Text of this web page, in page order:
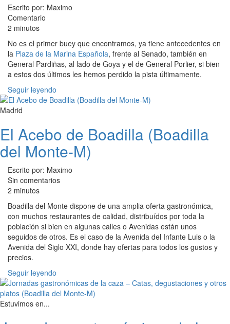
Escrito por: Maximo
Comentario
2 minutos
No es el primer buey que encontramos, ya tiene antecedentes en
la Plaza de la Marina Española, frente al Senado, también en
General Pardiñas, al lado de Goya y el de General Porlier, si bien
a estos dos últimos les hemos perdido la pista últimamente.
Seguir leyendo
Madrid
El Acebo de Boadilla (Boadilla
del Monte-M)
Escrito por: Maximo
Sin comentarios
2 minutos
Boadilla del Monte dispone de una amplia oferta gastronómica,
con muchos restaurantes de calidad, distribuídos por toda la
población si bien en algunas calles o Avenidas están unos
seguidos de otros. Es el caso de la Avenida del Infante Luis o la
Avenida del Siglo XXI, donde hay ofertas para todos los gustos y
precios.
Seguir leyendo
Estuvimos en...